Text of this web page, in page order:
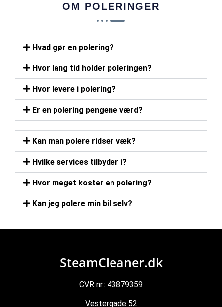
OM POLERINGER
Hvad gør en polering?
Hvor lang tid holder poleringen?
Hvor levere i polering?
Er en polering pengene værd?
Kan man polere ridser væk?
Hvilke services tilbyder i?
Hvor meget koster en polering?
Kan jeg polere min bil selv?
SteamCleaner.dk
CVR nr.: 43879359
Vestergade 52